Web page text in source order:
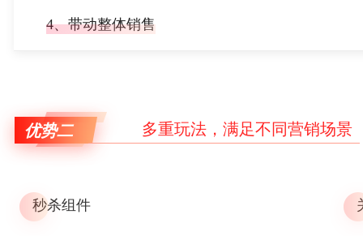
4、带动整体销售
优势二 多重玩法，满足不同营销场景
秒杀组件